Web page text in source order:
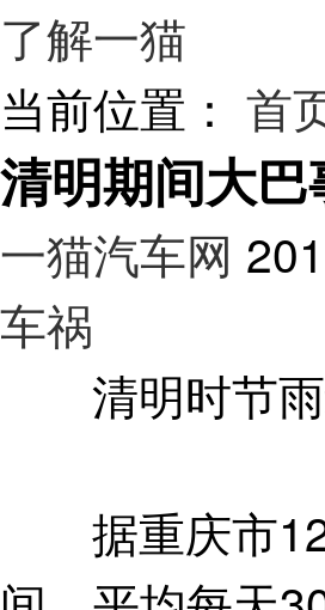
了解一猫
当前位置： 首
清明期间大
一猫汽车网
车祸
清明时节雨
据重庆市